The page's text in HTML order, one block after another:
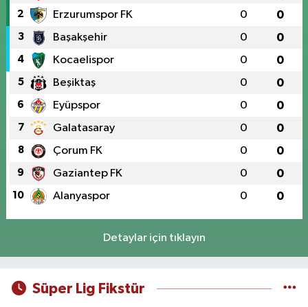
2 Erzurumspor FK 0 0
3 Başakşehir 0 0
4 Kocaelispor 0 0
5 Beşiktaş 0 0
6 Eyüpspor 0 0
7 Galatasaray 0 0
8 Çorum FK 0 0
9 Gaziantep FK 0 0
10 Alanyaspor 0 0
Detaylar için tıklayın
Süper Lig Fikstür